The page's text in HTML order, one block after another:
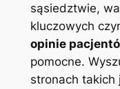
sąsiedztwie,
kluczowych
opinie
pomocne.
stronach takich